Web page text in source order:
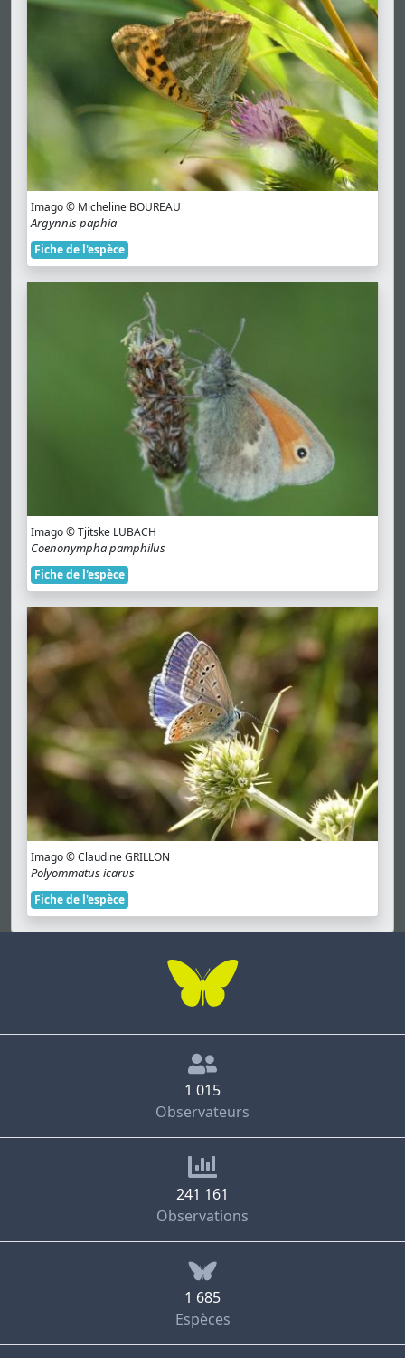
Imago © Micheline BOUREAU
Argynnis paphia
Fiche de l'espèce
Imago © Tjitske LUBACH
Coenonympha pamphilus
Fiche de l'espèce
Imago © Claudine GRILLON
Polyommatus icarus
Fiche de l'espèce
1 015
Observateurs
241 161
Observations
1 685
Espèces